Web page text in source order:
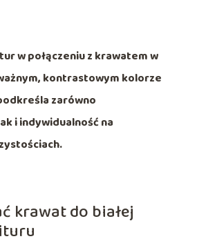
w połączeniu z krawatem w
kontrastowym kolorze
zarówno
i indywidualność na
krawat do białej